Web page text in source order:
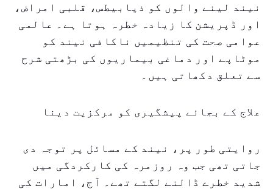
نیند لینے والوں کو ذیابیطس، قلبی امراض،
اور ڈپریشن کا زیادہ خطرہ ہوتا ہے۔ عالمی
عوامی صحت کی تنظیمیں ناکافی نیند کو
موٹاپے اور دماغی بیماریوں کی بڑھتی شرح
سے تعلق دکھاتی ہیں۔
علاج کے بجائے پیشگیری کو مرکزیت دینا
روایتی طور پر، نیند کے مسائل پر توجہ دی
جاتی تھی جب وہ روزمرہ کی کارکردگی میں
شدید خطرے ڈالنے لگتے تھے۔ آج، امارات کی